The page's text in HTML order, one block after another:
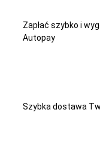
Zapłać szybko i
Autopay
Szybka dostawa